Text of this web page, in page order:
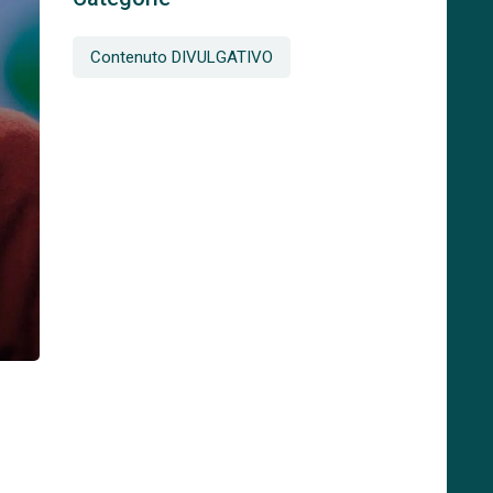
Contenuto DIVULGATIVO